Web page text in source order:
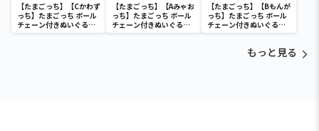
【たまごっち】【Cかわず
っち】たまごっち ボール
チェーン付きぬいぐるみ
～Tamagotchi
【たまごっち】【Aみゃお
っち】たまごっち ボール
チェーン付きぬいぐるみ
～Tamagotchi
【たまごっち】【Bもんが
っち】たまごっち ボール
チェーン付きぬいぐるみ
～Tamagotchi
もっと見る